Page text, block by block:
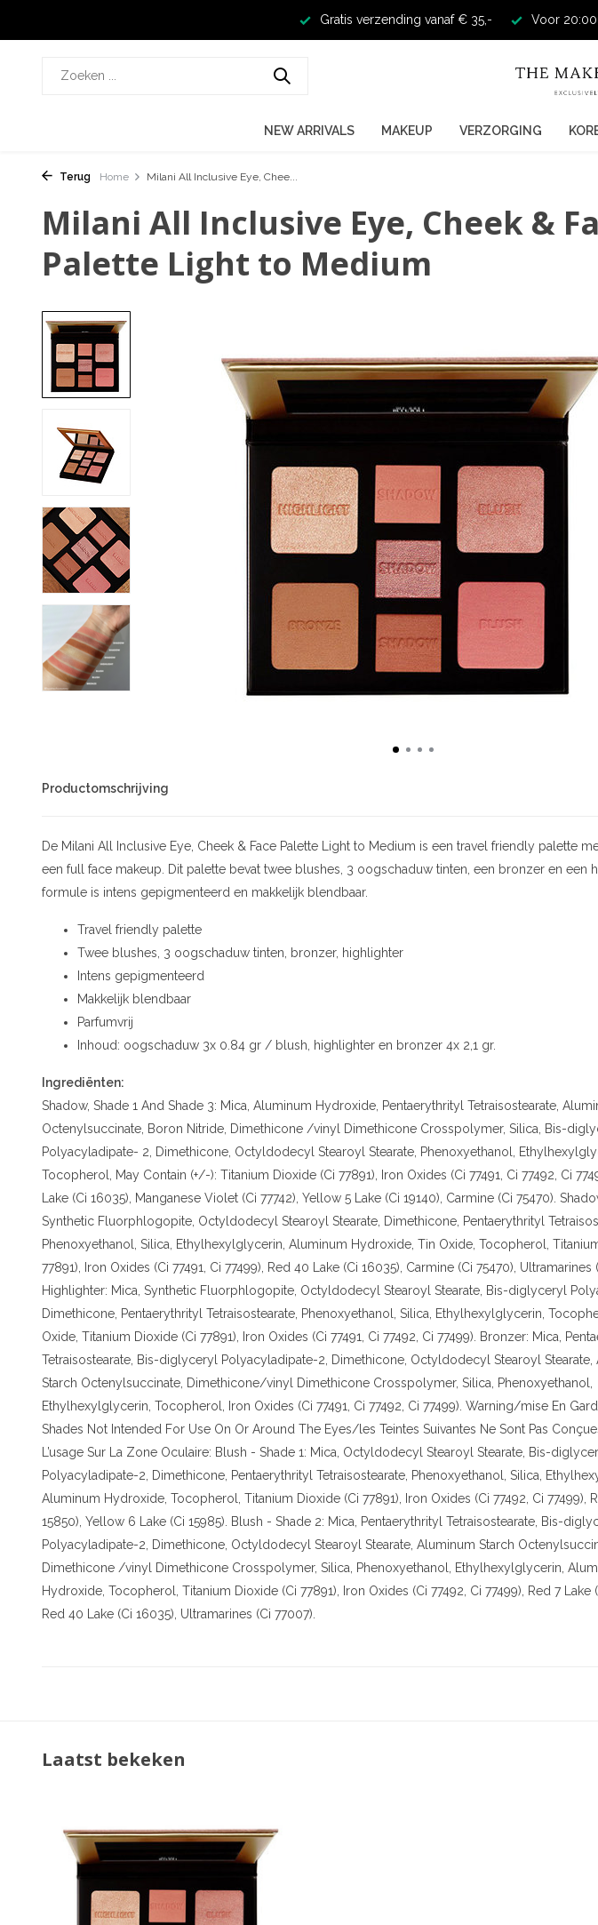
Gratis verzending vanaf € 35,- Voor
NEW ARRIVALS MAKEUP VERZORGING
Terug Home Milani All Inclusive Eye, Chee...
Milani All Inclusive Eye, Cheek &
Palette Light to Medium
Productomschrijving
De Milani All Inclusive Eye, Cheek & Face Palette Light to Medium is een travel friendly palette
een full face makeup. Dit palette bevat twee blushes, 3 oogschaduw tinten, een bronzer en een
formule is intens gepigmenteerd en makkelijk blendbaar.
Travel friendly palette
Twee blushes, 3 oogschaduw tinten, bronzer, highlighter
Intens gepigmenteerd
Makkelijk blendbaar
Parfumvrij
Inhoud: oogschaduw 3x 0.84 gr / blush, highlighter en bronzer 4x 2,1 gr.
Ingrediënten:
Shadow, Shade 1 And Shade 3: Mica, Aluminum Hydroxide, Pentaerythrityl Tetraisostearate,
Octenylsuccinate, Boron Nitride, Dimethicone /vinyl Dimethicone Crosspolymer, Silica, Bis-
Polyacyladipate- 2, Dimethicone, Octyldodecyl Stearoyl Stearate, Phenoxyethanol,
Tocopherol, May Contain (+/-): Titanium Dioxide (Ci 77891), Iron Oxides (Ci 77491, Ci 77492, Ci
Lake (Ci 16035), Manganese Violet (Ci 77742), Yellow 5 Lake (Ci 19140), Carmine (Ci 75470).
Synthetic Fluorphlogopite, Octyldodecyl Stearoyl Stearate, Dimethicone, Pentaerythrityl
Phenoxyethanol, Silica, Ethylhexylglycerin, Aluminum Hydroxide, Tin Oxide, Tocopherol,
77891), Iron Oxides (Ci 77491, Ci 77499), Red 40 Lake (Ci 16035), Carmine (Ci 75470), Ultramarines
Highlighter: Mica, Synthetic Fluorphlogopite, Octyldodecyl Stearoyl Stearate, Bis-diglyceryl
Dimethicone, Pentaerythrityl Tetraisostearate, Phenoxyethanol, Silica, Ethylhexylglycerin,
Oxide, Titanium Dioxide (Ci 77891), Iron Oxides (Ci 77491, Ci 77492, Ci 77499). Bronzer: Mica,
Tetraisostearate, Bis-diglyceryl Polyacyladipate-2, Dimethicone, Octyldodecyl Stearoyl Stearate,
Starch Octenylsuccinate, Dimethicone/vinyl Dimethicone Crosspolymer, Silica, Phenoxyethanol,
Ethylhexylglycerin, Tocopherol, Iron Oxides (Ci 77491, Ci 77492, Ci 77499). Warning/mise En
Shades Not Intended For Use On Or Around The Eyes/les Teintes Suivantes Ne Sont Pas
L’usage Sur La Zone Oculaire: Blush - Shade 1: Mica, Octyldodecyl Stearoyl Stearate, Bis-
Polyacyladipate-2, Dimethicone, Pentaerythrityl Tetraisostearate, Phenoxyethanol, Silica,
Aluminum Hydroxide, Tocopherol, Titanium Dioxide (Ci 77891), Iron Oxides (Ci 77492, Ci 77499),
15850), Yellow 6 Lake (Ci 15985). Blush - Shade 2: Mica, Pentaerythrityl Tetraisostearate, Bis-
Polyacyladipate-2, Dimethicone, Octyldodecyl Stearoyl Stearate, Aluminum Starch
Dimethicone /vinyl Dimethicone Crosspolymer, Silica, Phenoxyethanol, Ethylhexylglycerin,
Hydroxide, Tocopherol, Titanium Dioxide (Ci 77891), Iron Oxides (Ci 77492, Ci 77499), Red 7 Lake
Red 40 Lake (Ci 16035), Ultramarines (Ci 77007).
Laatst bekeken